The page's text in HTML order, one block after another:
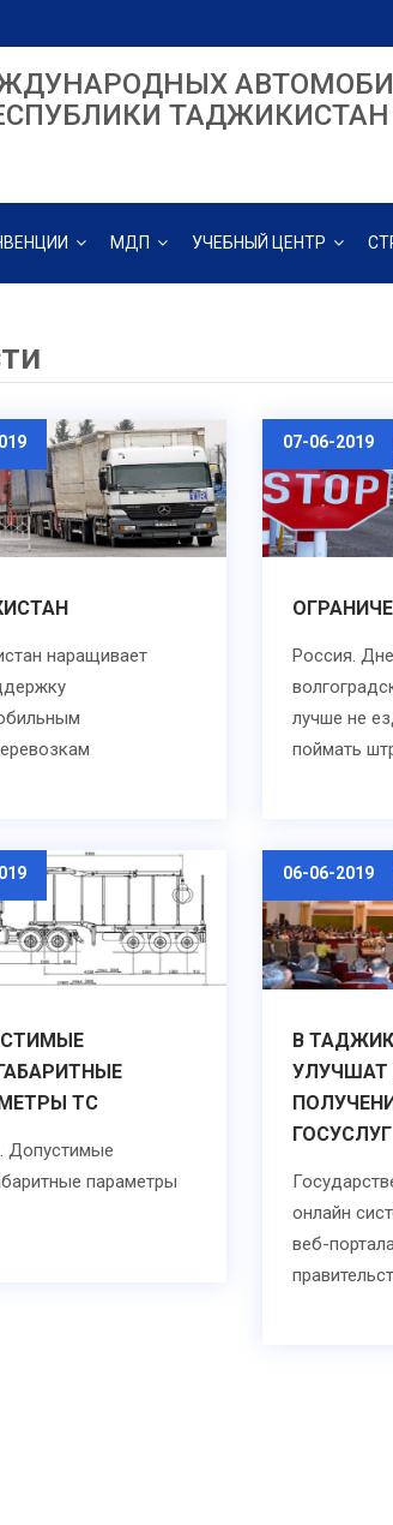
ТАДЖИКИСТАН
МДП УЧЕБНЫЙ ЦЕНТР
наращивает
07-06-2019
Россия.
лучше не
поймать
ТС
Допустимые
параметры
06-06-2019
В
УЛУЧШАТ
ГОСУСЛУГ
онлайн
веб-